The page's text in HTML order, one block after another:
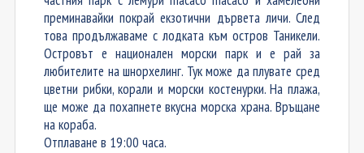
преминавайки покрай екзотични дървета личи. След
това продължаваме с лодката към остров Таникели.
Островът е национален морски парк и е рай за
любителите на шнорхелинг. Тук може да плувате сред
цветни рибки, корали и морски костенурки. На плажа,
ще може да похапнете вкусна морска храна. Връщане
на кораба.
Отплаване в 19:00 часа.